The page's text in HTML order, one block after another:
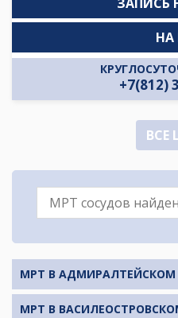
+7(812)
НА
ВСЕ
МРТ В АДМИРАЛТЕЙСКОМ
МРТ В